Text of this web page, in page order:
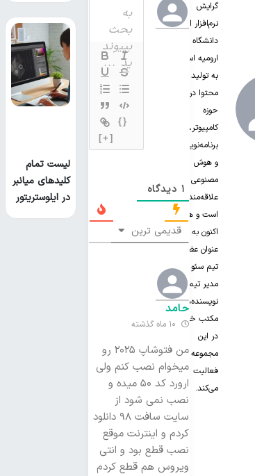
گرایش
نرم‌افزار از
دانشگاه
ارومیه است.
به تولید
محتوا در
حوزه
کامپیوتر،
برنامه‌نویسی
و هوش
مصنوعی
علاقه‌مند‌
است و هم
اکنون به
عنوان عضو
تیم سئو و
مدیر تیم
نویسنده‌های
مکتب خونه
در این
مجموعه
فعالیت
می‌کند.
{}
[+]
1دیدگاه
قدیمی ترین
حامد
من فتوشاپ ۲۰۲۵ رو
میخوام نصب کنم ولی
ارورد کد ۵۰ میده و
نصب نمی شود از
سایت سافت ۹۸ دانلود
کردم و اینترنت موقع
نصب قطع بود و انتی
ویروس هم قطع کردم
لیست تمام
کلیدهای میانبر
در ایلوستریتور